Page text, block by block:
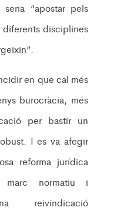
“apostar pels
disciplines
en que cal més
burocràcia, més
per bastir un
I es va afegir
reforma jurídica
normatiu i
reivindicació